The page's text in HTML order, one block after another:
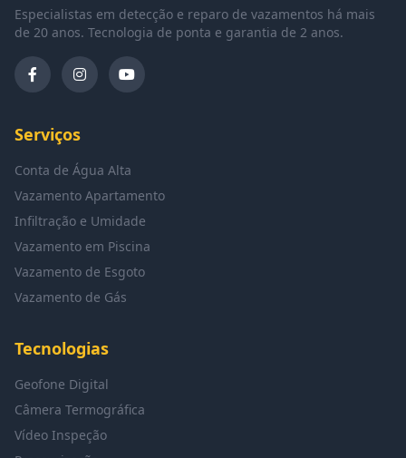
Especialistas em detecção e reparo de vazamentos há mais
de 20 anos. Tecnologia de ponta e garantia de 2 anos.
Serviços
Conta de Água Alta
Vazamento Apartamento
Infiltração e Umidade
Vazamento em Piscina
Vazamento de Esgoto
Vazamento de Gás
Tecnologias
Geofone Digital
Câmera Termográfica
Vídeo Inspeção